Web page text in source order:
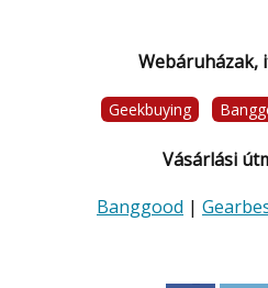
Geekbuying
Vásárlási
Banggood |